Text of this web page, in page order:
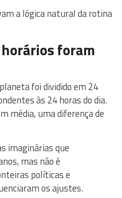
a lógica natural da rotina
foram
foi dividido em 24
às 24 horas do dia.
média, uma diferença de
imaginárias que
mas não é
políticas e
os ajustes.